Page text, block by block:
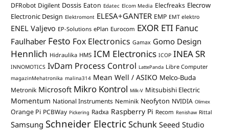
DFRobot Digilent Dossis Eaton Edatec Elcom Media Elecfreaks Elecrow
Electronic Design Elektromont ELESA+GANTER EMP EMT elektro
ENEL Valjevo EP-Solutions ePlan Eurocom EXOR ETI Fanuc
Faulhaber Festo Fox Electronics Gamax Gomo Design
Hennlich Hidraulika HMS ICM Electronics ICOP INEA SR
INNOMOTICS IvDam Process Control LattePanda Libre Computer
magazinMehatronika malina314 Mean Well / ASIKO Melco-Buda
Metronik Microsoft Mikro Kontrol Milk-V Mitsubishi Electric
Momentum National Instruments Neminik Neofyton NVIDIA Olimex
Orange Pi PCBWay Pickering Radxa Raspberry Pi Recom Renishaw Rittal
Samsung Schneider ElectricSchunk Seeed Studio